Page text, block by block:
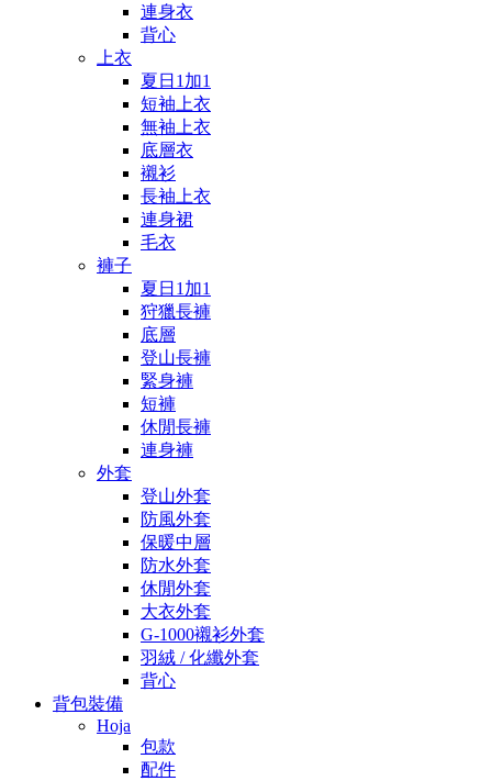
連身衣
背心
上衣
夏日1加1
短袖上衣
無袖上衣
底層衣
襯衫
長袖上衣
連身裙
毛衣
褲子
夏日1加1
狩獵長褲
底層
登山長褲
緊身褲
短褲
休閒長褲
連身褲
外套
登山外套
防風外套
保暖中層
防水外套
休閒外套
大衣外套
G-1000襯衫外套
羽絨 / 化纖外套
背心
背包裝備
Hoja
包款
配件